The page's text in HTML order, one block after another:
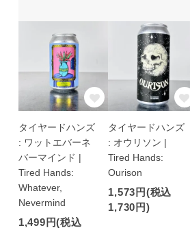
タイヤードハンズ
: ワットエバーネ
バーマインド |
Tired Hands:
Whatever,
Nevermind
1,499円(税込
タイヤードハンズ
: オウリソン |
Tired Hands:
Ourison
1,573円(税込
1,730円)